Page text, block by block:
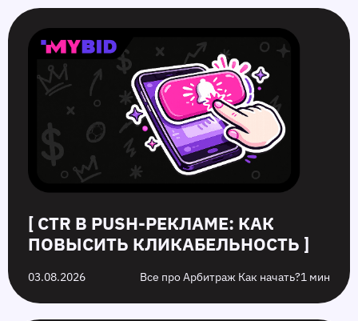
[ CTR В PUSH-РЕКЛАМЕ: КАК
ПОВЫСИТЬ КЛИКАБЕЛЬНОСТЬ ]
03.08.2026 Все про Арбитраж Как начать?1 мин